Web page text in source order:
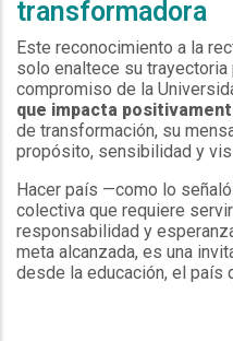
transformadora
Este reconocimiento a la
solo enaltece su trayectoria
compromiso de la
que impacta
de transformación, su
propósito, sensibilidad y
Hacer país —como lo
colectiva que requiere
responsabilidad y
meta alcanzada, es una
desde la educación, el país